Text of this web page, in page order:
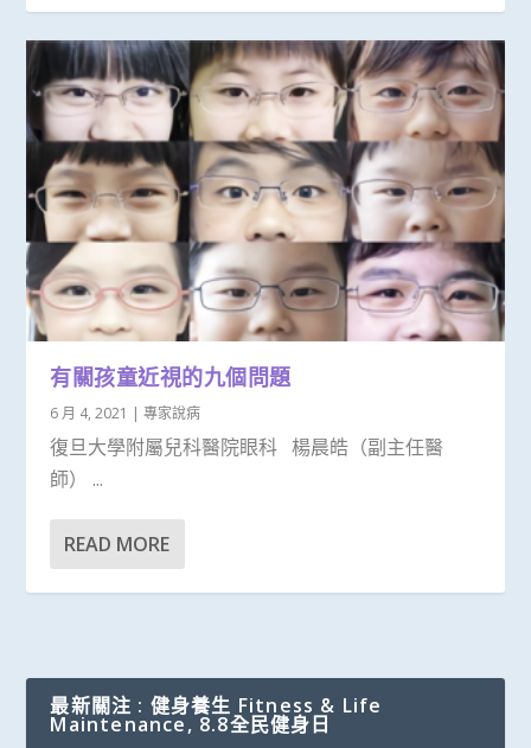
有關孩童近視的九個問題
6 月 4, 2021 |專家說病
復旦大學附屬兒科醫院眼科 楊晨皓（副主任醫
師） ...
READ MORE
最新關注 : 健身養生 Fitness & Life
Maintenance, 8.8全民健身日